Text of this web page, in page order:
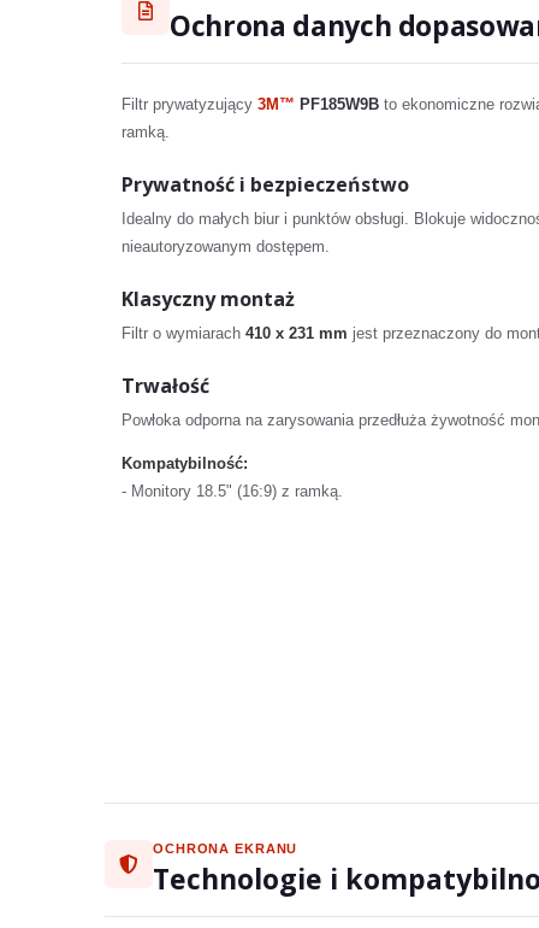
Ochrona danych
Filtr prywatyzujący 3M™ PF185W9B to ekonomiczne
ramką.
Prywatność i bezpieczeństwo
Idealny do małych biur i punktów obsługi. Blokuje
nieautoryzowanym dostępem.
Klasyczny montaż
Filtr o wymiarach 410 x 231 mm jest przeznaczony do
Trwałość
Powłoka odporna na zarysowania przedłuża żywotność
Kompatybilność:
- Monitory 18.5" (16:9) z ramką.
OCHRONA EKRANU
Technologie i